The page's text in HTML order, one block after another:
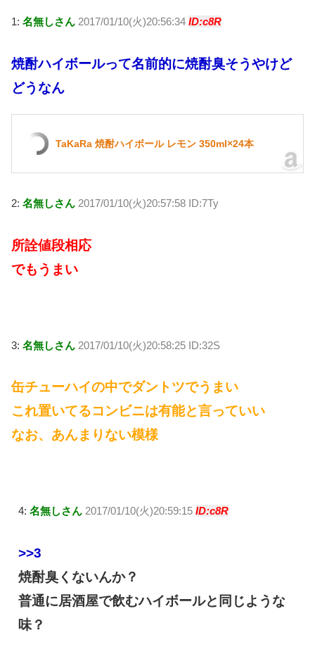
tt
er
e
n
a
c
e
b
o
k
e
er
n
ot
ck
et
1: 名無しさん 2017/01/10(火)20:56:34 ID:c8R
焼酎ハイボールって名前的に焼酎臭そうやけど
どうなん
TaKaRa 焼酎ハイボール レモン 350ml×24本
2: 名無しさん 2017/01/10(火)20:57:58 ID:7Ty
所詮値段相応
でもうまい
3: 名無しさん 2017/01/10(火)20:58:25 ID:32S
缶チューハイの中でダントツでうまい
これ置いてるコンビニは有能と言っていい
なお、あんまりない模様
4: 名無しさん 2017/01/10(火)20:59:15 ID:c8R
>>3
焼酎臭くないんか？
普通に居酒屋で飲むハイボールと同じような
味？